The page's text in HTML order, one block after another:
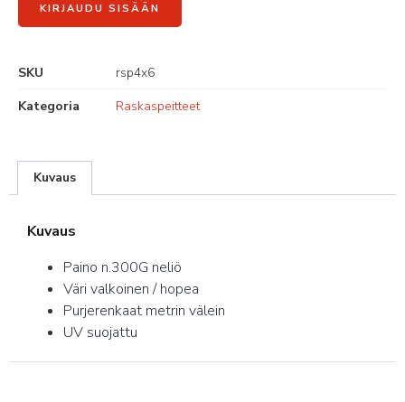
KIRJAUDU SISÄÄN
SKU
rsp4x6
Kategoria
Raskaspeitteet
Kuvaus
Kuvaus
Paino n.300G neliö
Väri valkoinen / hopea
Purjerenkaat metrin välein
UV suojattu